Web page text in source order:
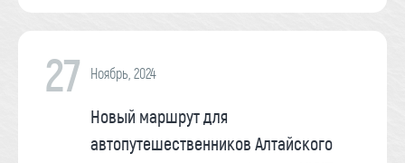
27 Ноябрь, 2024
Новый маршрут для
автопутешественников Алтайского